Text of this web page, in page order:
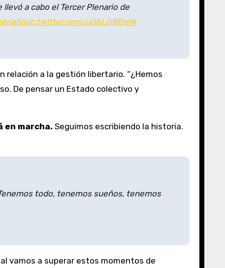
a cabo el Tercer Plenario de
pic.twitter.com/uQbLGREreN
relación a la gestión libertario. “¿Hemos
De pensar un Estado colectivo y
en marcha. Seguimos escribiendo la historia.
todo, tenemos sueños, tenemos
vamos a superar estos momentos de